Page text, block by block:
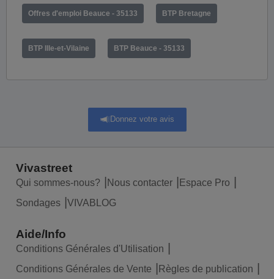
Offres d'emploi Beauce - 35133 BTP Bretagne
BTP Ille-et-Vilaine BTP Beauce - 35133
Donnez votre avis
Vivastreet
Qui sommes-nous? Nous contacter
Espace Pro
Sondages
VIVABLOG
Aide/Info
Conditions Générales d'Utilisation
Conditions Générales de Vente
Règles de publication